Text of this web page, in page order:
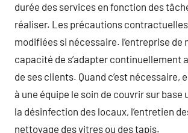
durée des services en fonction des
réaliser. Les précautions
modifiées si nécessaire. l’entreprise de
capacité de s’adapter continuellement
de ses clients. Quand c’est nécessaire,
à une équipe le soin de couvrir sur base
la désinfection des locaux, l’entretien
nettoyage des vitres ou des tapis.